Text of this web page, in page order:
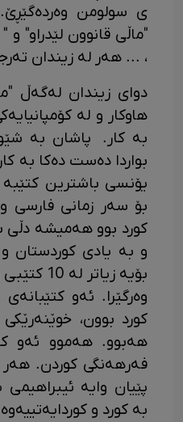
ی سولومن
"ماڵی قانوون لێدراو"
، ... هه‌ر له‌ زیندان
دوای زیندان له‌گه‌ڵ
هاوکار و له‌
به‌ کار. پاشان به‌
بواردا ده‌ست ده‌کا به‌
یۆنسی باشترین کتێبه‌
بۆ سه‌ر زمانی فارسی
کورد بوو هه‌میشه‌ دڵی
و به‌ یادی کوردستان
بۆیه‌
وه‌رگێرا. ئه‌و
کورد بوون،
هه‌بوو. هه‌موو ئه‌و
فه‌رهه‌نگی کوردن. هه‌ر
پێیان وایه‌
به‌ کورد و